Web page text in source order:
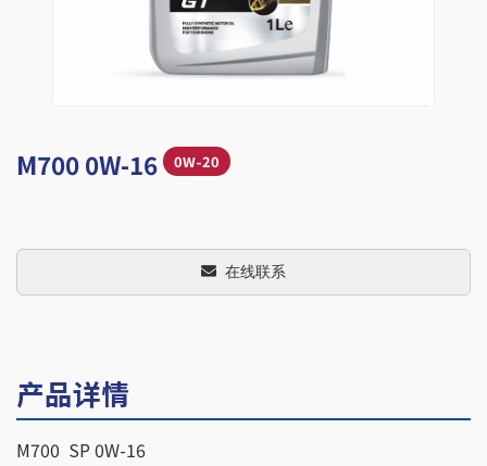
M700 0W-16 0W-20
在线联系
产品详情
M700 SP 0W-16